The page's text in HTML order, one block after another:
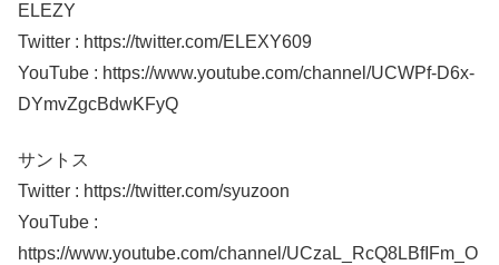
ELEZY
Twitter : https://twitter.com/ELEXY609
YouTube : https://www.youtube.com/channel/UCWPf-D6x-
DYmvZgcBdwKFyQ
サントス
Twitter : https://twitter.com/syuzoon
YouTube :
https://www.youtube.com/channel/UCzaL_RcQ8LBfIFm_O